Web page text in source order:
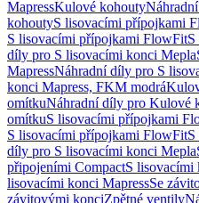
MapressKulové kohouty
kohoutyS lisovacími přípojkami
S lisovacími přípojkami FlowFit
díly pro S lisovacími konci Mepla
MapressNáhradní díly pro S
konci Mapress, FKM modrá
omítkuNáhradní díly pro Kulové
omítkuS lisovacími přípojkami
S lisovacími přípojkami FlowFit
díly pro S lisovacími konci Mepla
připojeními CompactS lisovacími
lisovacími konci MapressSe
závitovými konciZpětné ventily